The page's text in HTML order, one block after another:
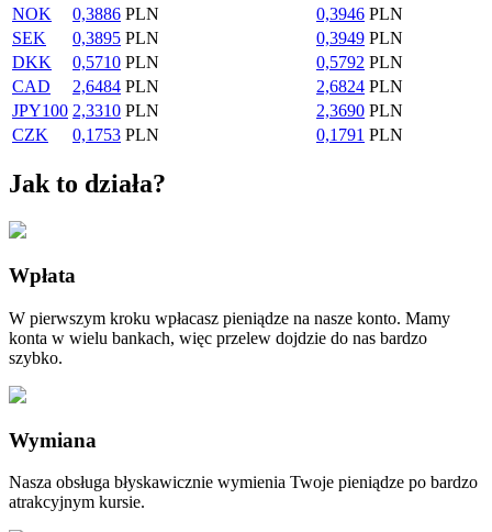
NOK
0,3886 PLN 0,3946 PLN
SEK
0,3895 PLN 0,3949 PLN
DKK
0,5710 PLN 0,5792 PLN
CAD
2,6484 PLN 2,6824 PLN
JPY100 2,3310 PLN 2,3690 PLN
CZK
0,1753 PLN 0,1791 PLN
Jak to działa?
Wpłata
W pierwszym kroku wpłacasz pieniądze na nasze konto. Mamy
konta w wielu bankach, więc przelew dojdzie do nas bardzo
szybko.
Wymiana
Nasza obsługa błyskawicznie wymienia Twoje pieniądze po bardzo
atrakcyjnym kursie.